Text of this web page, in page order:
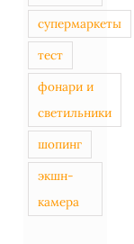
супермаркеты
тест
фонари и
светильники
шопинг
экшн-
камера